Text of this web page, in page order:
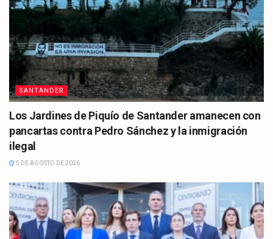
SANTANDER
Los Jardines de Piquío de Santander amanecen con
pancartas contra Pedro Sánchez y la inmigración
ilegal
5 DE AGOSTO DE 2026